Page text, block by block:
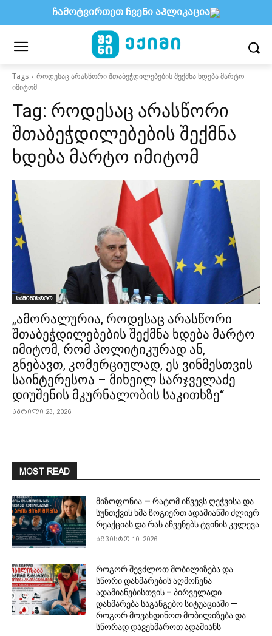
Tags
როდესაც არასწორი შთაბეჭდილებების შექმნა ხდება მარტო
იმიტომ
Tag: როდესაც არასწორი
შთაბეჭდილებების შექმნა
ხდება მარტო იმიტომ
სამინისტრო
„ამორალურია, როდესაც არასწორი
შთაბეჭდილებების შექმნა ხდება მარტო
იმიტომ, რომ პოლიტიკურად ან,
გნებავთ, კომერციულად, ეს ვინმესთვის
საინტერესოა – მიხეილ სარჯველაძე
დიუშენის მკურნალობის საკითხზე“
აპრილი 23, 2026
MOST READ
მიზოფონია — რატომ იწვევს ღეჭვისა და
სუნთქვის ხმა ზოგიერთ ადამიანში ძლიერ
რეაქციას და რას აჩვენებს ტვინის კვლევა
აგვისტო 10, 2026
როგორ შევძლოთ მობილიზება და
სწორი დახმარების აღმოჩენა
ადამიანებისთვის – პირველადი
დახმარება საგანგებო სიტუაციაში —
როგორ მოვახდინოთ მობილიზება და
სწორად დავეხმაროთ ადამიანს
ჩამოტვირთეთ ჩვენი აპლიკაცია